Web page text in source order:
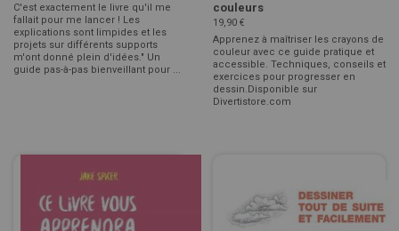
C'est exactement le livre qu'il me
fallait pour me lancer ! Les
explications sont limpides et les
projets sur différents supports
m'ont donné plein d'idées." Un
guide pas-à-pas bienveillant pour ...
couleurs
19,90 €
Apprenez à maîtriser les crayons de
couleur avec ce guide pratique et
accessible. Techniques, conseils et
exercices pour progresser en
dessin.Disponible sur
Divertistore.com